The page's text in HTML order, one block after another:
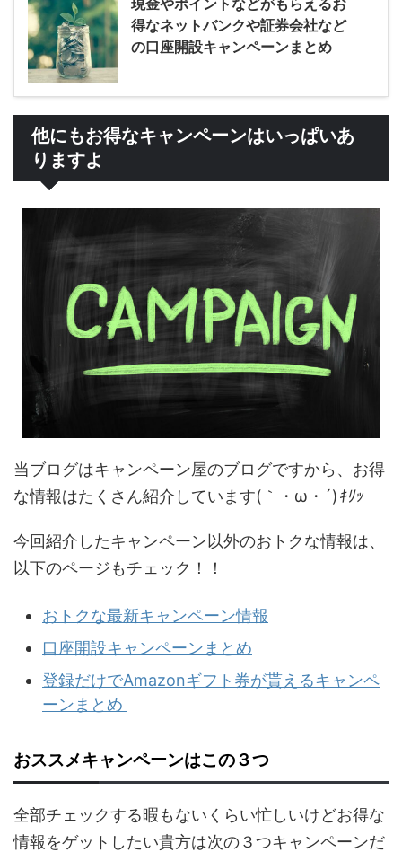
現金やポイントなどがもらえるお
得なネットバンクや証券会社など
の口座開設キャンペーンまとめ
他にもお得なキャンペーンはいっぱいあ
りますよ
当ブログはキャンペーン屋のブログですから、お得
な情報はたくさん紹介しています(｀・ω・´)ｷﾘｯ
今回紹介したキャンペーン以外のおトクな情報は、
以下のページもチェック！！
おトクな最新キャンペーン情報
口座開設キャンペーンまとめ
登録だけでAmazonギフト券が貰えるキャンペ
ーンまとめ
おススメキャンペーンはこの３つ
全部チェックする暇もないくらい忙しいけどお得な
情報をゲットしたい貴方は次の３つキャンペーンだ